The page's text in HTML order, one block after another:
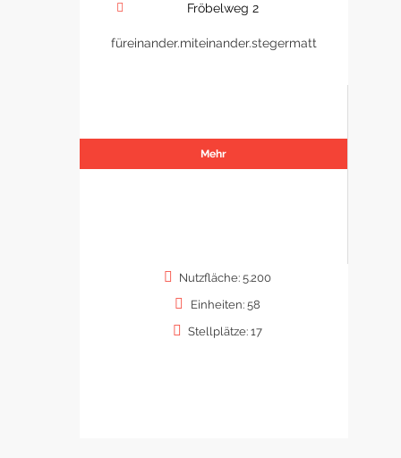
Fröbelweg 2
füreinander.miteinander.stegermatt
Mehr
Nutzfläche: 5.200
Einheiten: 58
Stellplätze: 17